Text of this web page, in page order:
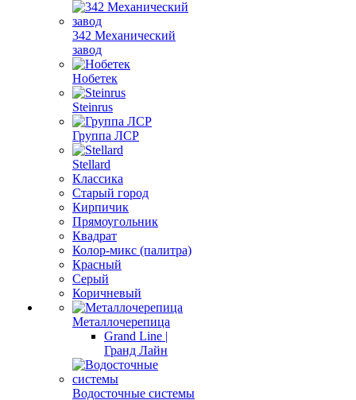
342 Механический
завод
Нобетек
Steinrus
Группа ЛСР
Stellard
Классика
Старый город
Кирпичик
Прямоугольник
Квадрат
Колор-микс (палитра)
Красный
Серый
Коричневый
Металлочерепица
Grand Line |
Гранд Лайн
Водосточные системы